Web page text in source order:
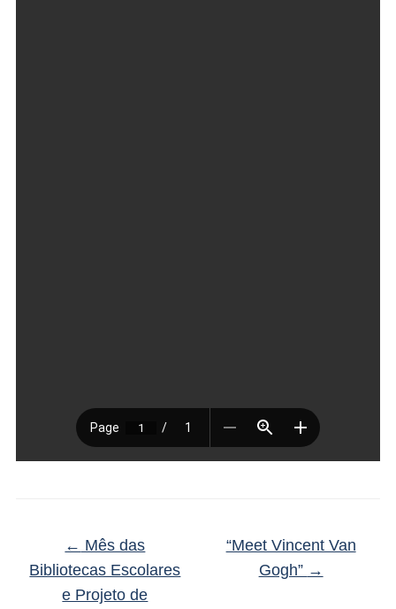
← Mês das
Bibliotecas Escolares
e Projeto de
“Meet Vincent Van
Gogh” →